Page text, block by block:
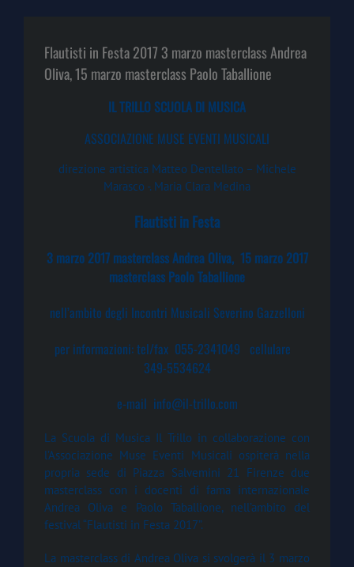
Flautisti in Festa 2017 3 marzo masterclass Andrea
Oliva, 15 marzo masterclass Paolo Taballione
IL TRILLO SCUOLA DI MUSICA
ASSOCIAZIONE MUSE EVENTI MUSICALI
direzione artistica Matteo Dentellato – Michele
Marasco -. Maria Clara Medina
Flautisti in Festa
3 marzo 2017 masterclass Andrea Oliva, 15 marzo 2017
masterclass Paolo Taballione
nell’ambito degli Incontri Musicali Severino Gazzelloni
per informazioni: tel/fax 055-2341049 cellulare
349-5534624
e-mail info@il-trillo.com
La Scuola di Musica Il Trillo in collaborazione con
l’Associazione Muse Eventi Musicali ospiterà nella
propria sede di Piazza Salvemini 21 Firenze due
masterclass con i docenti di fama internazionale
Andrea Oliva e Paolo Taballione, nell’ambito del
festival “Flautisti in Festa 2017”.
La masterclass di Andrea Oliva si svolgerà il 3 marzo